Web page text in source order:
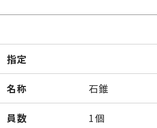
指定
名称 石錐
員数 1個